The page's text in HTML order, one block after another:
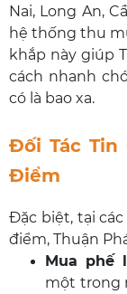
Nai, Long An,
hệ thống thu
khắp này giúp
cách nhanh
có là bao xa.
Đối Tác Tin
Điểm
Đặc biệt, tại
điểm, Thuận
Mua phế
một trong